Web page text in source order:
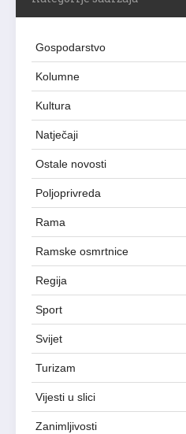
Gospodarstvo
Kolumne
Kultura
Natječaji
Ostale novosti
Poljoprivreda
Rama
Ramske osmrtnice
Regija
Sport
Svijet
Turizam
Vijesti u slici
Zanimljivosti